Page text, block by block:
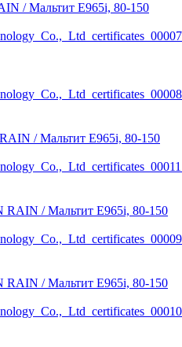
/ Мальтит Е965i, 80-150
/ Мальтит Е965i, 80-150
/ Мальтит Е965i, 80-150
/ Мальтит Е965i, 80-150